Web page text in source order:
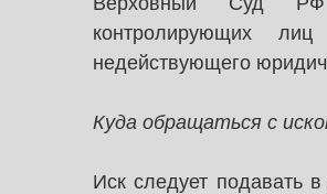
контролирующих лиц
недействующего
Куда обращаться с
Иск следует подавать